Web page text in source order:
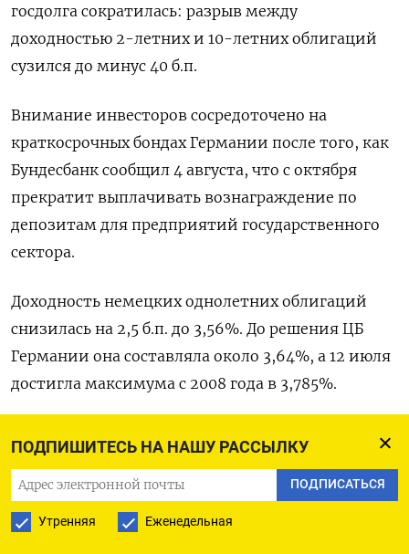
ПОДПИШИТЕСЬ НА НАШУ РАССЫЛКУ
ПОДПИСАТЬСЯ
Утренняя Еженедельная
госдолга сократилась: разрыв между
доходностью 2-летних и 10-летних облигаций
сузился до минус 40 б.п.
Внимание инвесторов сосредоточено на
краткосрочных бондах Германии после того, как
Бундесбанк сообщил 4 августа, что с октября
прекратит выплачивать вознаграждение по
депозитам для предприятий государственного
сектора.
Доходность немецких однолетних облигаций
снизилась на 2,5 б.п. до 3,56%. До решения ЦБ
Германии она составляла около 3,64%, а 12 июля
достигла максимума с 2008 года в 3,785%.
доступен по коду: (Стефано Ребаудо, перевел
Томаш Каник)